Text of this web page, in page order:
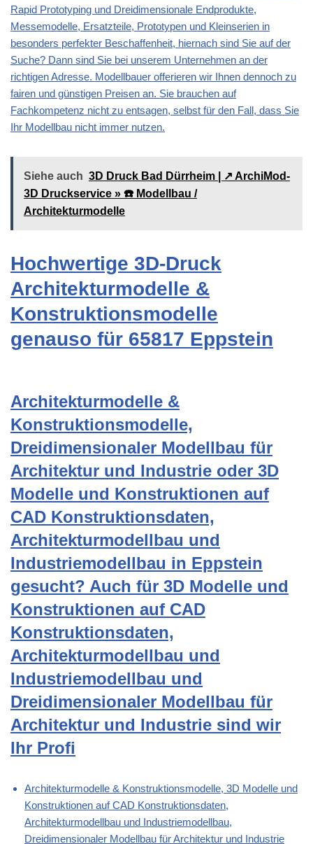
Rapid Prototyping und Dreidimensionale Endprodukte,
Messemodelle, Ersatzteile, Prototypen und Kleinserien in
besonders perfekter Beschaffenheit, hiernach sind Sie auf der
Suche? Dann sind Sie bei unserem Unternehmen an der
richtigen Adresse. Modellbauer offerieren wir Ihnen dennoch zu
fairen und günstigen Preisen an. Sie brauchen auf
Fachkompetenz nicht zu entsagen, selbst für den Fall, dass Sie
Ihr Modellbau nicht immer nutzen.
Siehe auch 3D Druck Bad Dürrheim | ↗️ ArchiMod-
3D Druckservice » ☎️ Modellbau /
Architekturmodelle
Hochwertige 3D-Druck
Architekturmodelle &
Konstruktionsmodelle
genauso für 65817 Eppstein
Architekturmodelle &
Konstruktionsmodelle,
Dreidimensionaler Modellbau für
Architektur und Industrie oder 3D
Modelle und Konstruktionen auf
CAD Konstruktionsdaten,
Architekturmodellbau und
Industriemodellbau in Eppstein
gesucht? Auch für 3D Modelle und
Konstruktionen auf CAD
Konstruktionsdaten,
Architekturmodellbau und
Industriemodellbau und
Dreidimensionaler Modellbau für
Architektur und Industrie sind wir
Ihr Profi
Architekturmodelle & Konstruktionsmodelle, 3D Modelle und
Konstruktionen auf CAD Konstruktionsdaten,
Architekturmodellbau und Industriemodellbau,
Dreidimensionaler Modellbau für Architektur und Industrie